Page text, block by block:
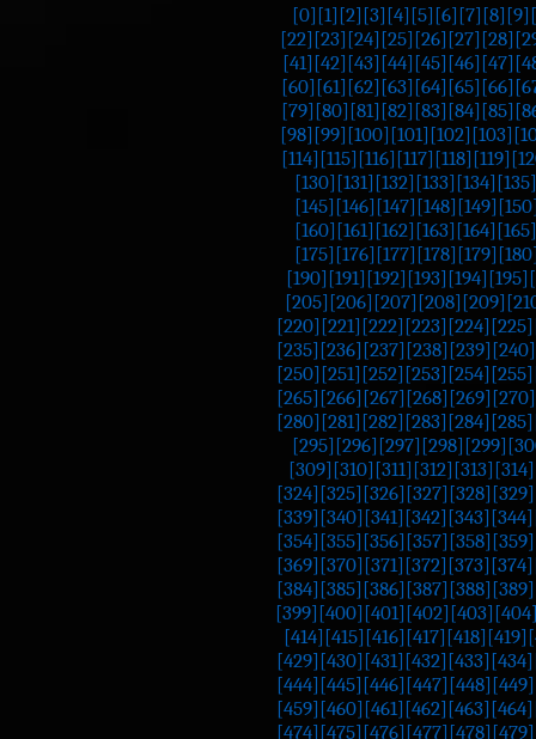
[0] [1] [2] [3] [4] [5] [6] [7] [8] [9]
[22] [23] [24] [25] [26] [27] [28]
[41] [42] [43] [44] [45] [46] [47]
[60] [61] [62] [63] [64] [65] [66]
[79] [80] [81] [82] [83] [84] [85]
[98] [99] [100] [101] [102] [103]
[114] [115] [116] [117] [118] [119]
[130] [131] [132] [133] [134] [135]
[145] [146] [147] [148] [149]
[160] [161] [162] [163] [164] [165]
[175] [176] [177] [178] [179]
[190] [191] [192] [193] [194] [195]
[205] [206] [207] [208] [209]
[220] [221] [222] [223] [224] [225]
[235] [236] [237] [238] [239] [240]
[250] [251] [252] [253] [254] [255]
[265] [266] [267] [268] [269] [270]
[280] [281] [282] [283] [284] [285]
[295] [296] [297] [298] [299]
[309] [310] [311] [312] [313] [314]
[324] [325] [326] [327] [328] [329]
[339] [340] [341] [342] [343] [344]
[354] [355] [356] [357] [358] [359]
[369] [370] [371] [372] [373] [374]
[384] [385] [386] [387] [388] [389]
[399] [400] [401] [402] [403]
[414] [415] [416] [417] [418] [419]
[429] [430] [431] [432] [433] [434]
[444] [445] [446] [447] [448] [449]
[459] [460] [461] [462] [463] [464]
[474] [475] [476] [477] [478] [479]